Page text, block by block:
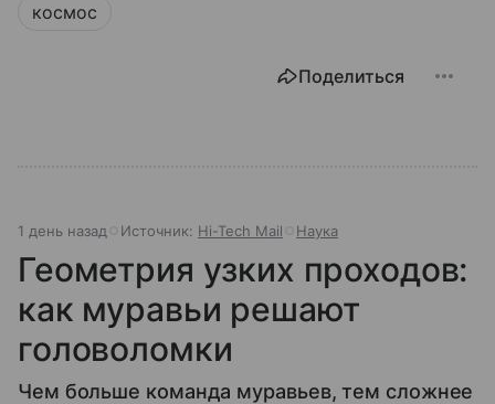
космос
Поделиться
1 день назад Источник: Hi-Tech Mail Наука
Геометрия узких проходов:
как муравьи решают
головоломки
Чем больше команда муравьев, тем сложнее